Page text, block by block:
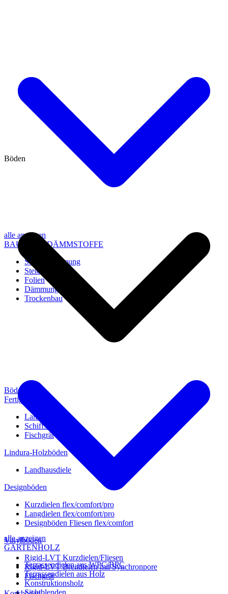
alle anzeigen
BAU- UND DÄMMSTOFFE
Steico Dämmung
Steico Zubehör
Folien
Dämmung
Trockenbau
alle anzeigen
GARTENHOLZ
Terrassendielen aus WPC/BPC
Terrassendielen aus Holz
Konstruktionsholz
Sichtblenden
Böden
Böden
Fertigparkett
Landhausdiele
Schiffsboden
Fischgrät
Lindura-Holzböden
Landhausdiele
Designböden
Kurzdielen flex/comfort/pro
Langdielen flex/comfort/pro
Designböden Fliesen flex/comfort
Vinylböden
Rigid-LVT Kurzdielen/Fliesen
Rigid-LVT Breitdielen mit Synchronpore
Fischgrät